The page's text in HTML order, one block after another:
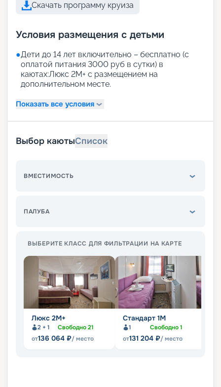
Скачать программу круиза
Условия размещения с детьми
●Дети до 14 лет включительно – бесплатно (с
оплатой питания 3000 руб в сутки) в
каютах:Люкс 2М+ с размещением на
дополнительном месте.
Показать все условия
Выбор каютыСписок
ВМЕСТИМОСТЬ
ПАЛУБА
ВЫБЕРИТЕ КЛАСС ДЛЯ ФИЛЬТРАЦИИ НА КАРТЕ
Люкс 2М+
2 + 1 Свободно21
от136 064 ₽/ место
Стандарт 1M
1 Свободно1
от131 204 ₽/ место